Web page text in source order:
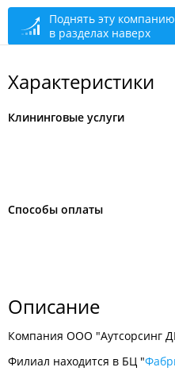
+7 (423) 290-01-88
открыто: 09:00–23:00
Поднять эту компанию
в разделах наверх
Характеристики
Клининговые услуги
Способы оплаты
Описание
Компания ООО "Аутсорсинг
Филиал находится в БЦ "